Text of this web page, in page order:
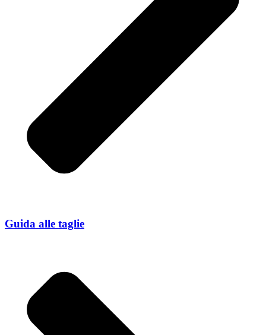
Guida alle taglie